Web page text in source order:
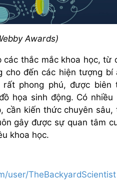
Awards)
thắc mắc khoa học, từ
cho đến các hiện tượng bí
rất phong phú, được biên
họa sinh động. Có nhiều
cần kiến thức chuyên sâu,
gây được sự quan tâm
khoa học.
user/TheBackyardScientist